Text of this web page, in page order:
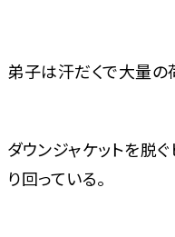
弟子は汗だくで大量の
ダウンジャケットを脱
り回っている。